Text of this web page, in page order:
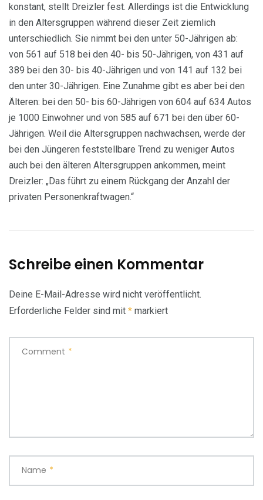
konstant, stellt Dreizler fest. Allerdings ist die Entwicklung
in den Altersgruppen während dieser Zeit ziemlich
unterschiedlich. Sie nimmt bei den unter 50-Jährigen ab:
von 561 auf 518 bei den 40- bis 50-Jährigen, von 431 auf
389 bei den 30- bis 40-Jährigen und von 141 auf 132 bei
den unter 30-Jährigen. Eine Zunahme gibt es aber bei den
Älteren: bei den 50- bis 60-Jährigen von 604 auf 634 Autos
je 1000 Einwohner und von 585 auf 671 bei den über 60-
Jährigen. Weil die Altersgruppen nachwachsen, werde der
bei den Jüngeren feststellbare Trend zu weniger Autos
auch bei den älteren Altersgruppen ankommen, meint
Dreizler: „Das führt zu einem Rückgang der Anzahl der
privaten Personenkraftwagen.“
Schreibe einen Kommentar
Deine E-Mail-Adresse wird nicht veröffentlicht.
Erforderliche Felder sind mit * markiert
Comment *
Name *